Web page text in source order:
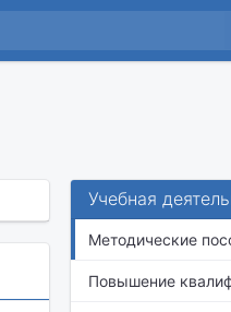
Учебная
Методические
Повышение